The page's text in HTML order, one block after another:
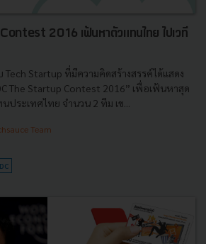
2016 เฟ้นหาตัวแทนไทย ไปเวที
Tech Startup ที่มีความคิดสร้างสรรค์ได้แสดง
The Startup Contest 2016” เพื่อเฟ้นหาสุด
ระเทศไทย จำนวน 2 ทีม เข...
Team